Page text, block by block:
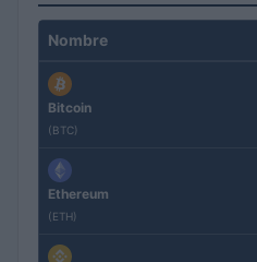
Nombre
Bitcoin
(BTC)
Ethereum
(ETH)